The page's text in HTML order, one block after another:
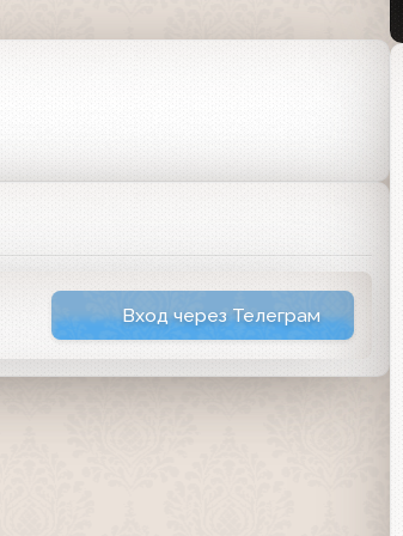
Вход через Телеграм